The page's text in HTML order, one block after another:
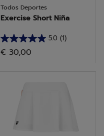
Todos Deportes
Exercise Short Niña
5.0 (1)
5.0
de
€ 30,00